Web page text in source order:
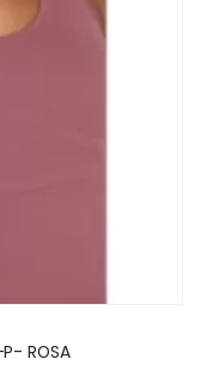
P- ROSA